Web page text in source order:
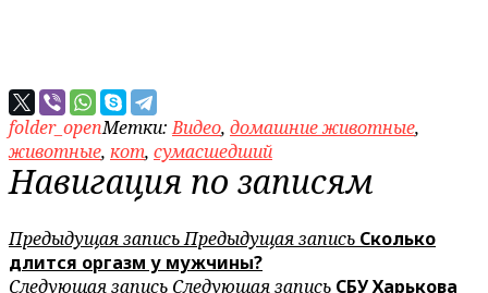
folder_openМетки:Видео, домашние животные,
животные, кот, сумасшедший
Навигация по записям
Предыдущая записьПредыдущая запись Сколько
длится оргазм у мужчины?
Следующая запись Следующая запись СБУ Харькова